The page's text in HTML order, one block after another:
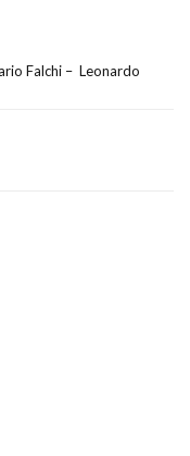
Falchi – Leonardo